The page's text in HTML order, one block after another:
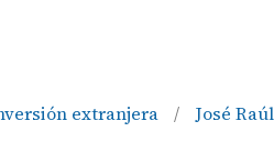
extranjera / José